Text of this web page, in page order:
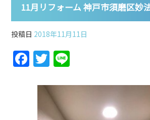
11月リフォーム 神戸市須磨区妙
投稿日 2018年11月11日
F
a
c
e
T
w
itt
er
e